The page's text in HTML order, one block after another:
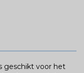
geschikt voor het